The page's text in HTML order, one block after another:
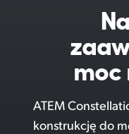
ATEM
konstrukcję do